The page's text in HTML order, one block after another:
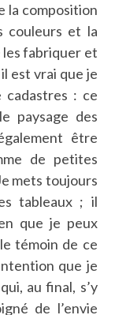
la composition
couleurs et la
fabriquer et
est vrai que je
cadastres : ce
paysage des
être
de petites
mets toujours
tableaux ; il
que je peux
témoin de ce
que je
au final, s’y
de l’envie